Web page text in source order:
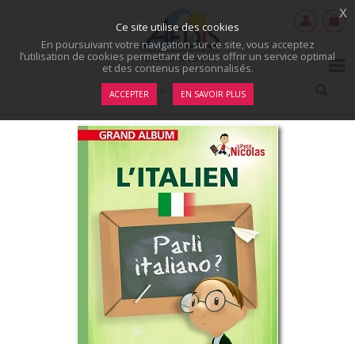
Ce site utilise des cookies
En poursuivant votre navigation sur ce site, vous acceptez
l’utilisation de cookies permettant de vous offrir un service optimal
et des contenus personnalisés.
ACCEPTER EN SAVOIR PLUS
x